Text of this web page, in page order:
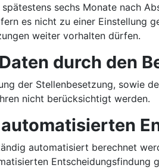
sechs Monate nach
es nicht zu einer Einstellung
weiter vorhalten dürfen.
durch den
der Stellenbesetzung, sowie
nicht berücksichtigt werden.
automatisiert berechnet
Entscheidungsfindung